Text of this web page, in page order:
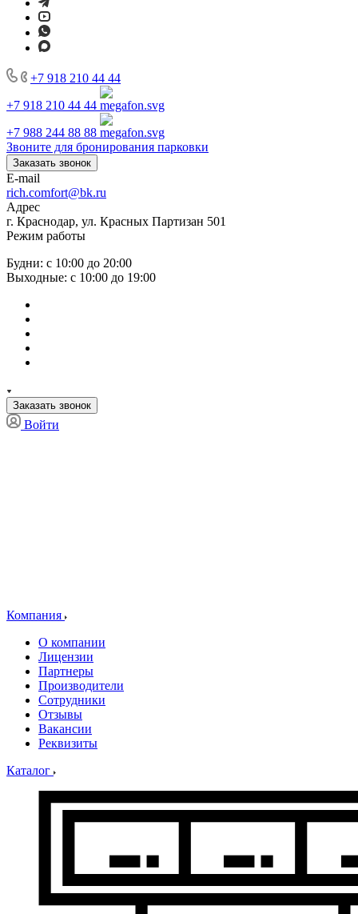
+7 918 210 44 44
+7 918 210 44 44
+7 988 244 88 88
Звоните для бронирования парковки
Заказать звонок
E-mail
rich.comfort@bk.ru
Адрес
г. Краснодар, ул. Красных Партизан 501
Режим работы
Будни: с 10:00 до 20:00
Выходные: с 10:00 до 19:00
Заказать звонок
Войти
Компания
О компании
Лицензии
Партнеры
Производители
Сотрудники
Отзывы
Вакансии
Реквизиты
Каталог